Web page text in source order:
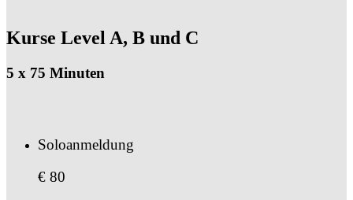
Kurse Level A, B und C
5 x 75 Minuten
Soloanmeldung
€ 80